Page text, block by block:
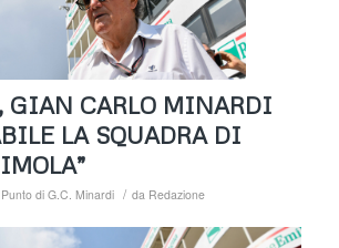
GIAN CARLO MINARDI
LA SQUADRA DI
di G.C. Minardi / da Redazione